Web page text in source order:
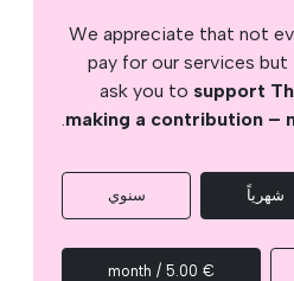
We appreciate that not
pay for our services
ask you to support
making a contribution –
.
شهرياً سنوي
€ 5.00 / month